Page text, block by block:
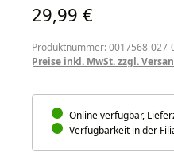
Regulärer Preis:
29,99 €
Produktnummer: 0017568-027-
Preise inkl. MwSt. zzgl.
Online verfügbar,
Verfügbarkeit in der